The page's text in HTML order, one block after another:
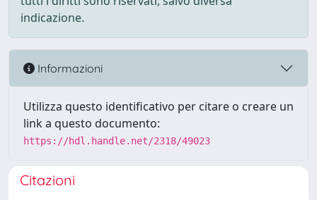
indicazione.
Informazioni
Utilizza questo identificativo per citare o creare un
link a questo documento:
https://hdl.handle.net/2318/49023
Citazioni